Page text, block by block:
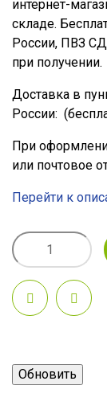
интернет-
складе.
России, ПВЗ
при получении.
Доставка в
России:
При
или почтовое
Перейти к